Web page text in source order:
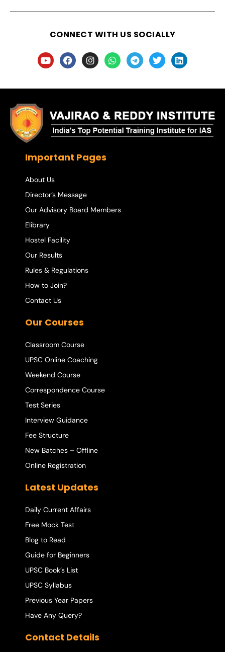
CONNECT WITH US SOCIALLY
Important Pages
About Us
Director’s Message
Our Advisory Board Members
Elibrary
Hostel Facility
Our Results
Rules & Regulations
How to Join?
Contact Us
Our Courses
Classroom Course
UPSC Online Coaching
Weekend Course
Correspondence Course
Test Series
Interview Guidance
Fee Structure
New Batches – Offline
Online Registration
Latest Updates
Daily Current Affairs
Free Mock Test
Blog to Read
Guide for Beginners
UPSC Book’s List
UPSC Syllabus
Previous Year Papers
Have Any Query?
Contact Details